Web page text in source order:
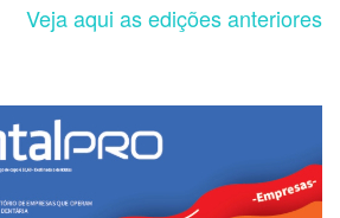
Veja aqui as edições anteriores